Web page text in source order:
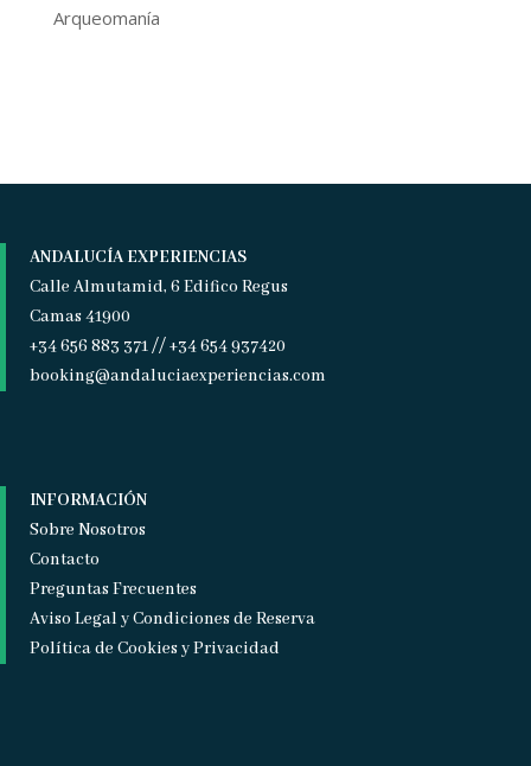
Arqueomanía
ANDALUCÍA EXPERIENCIAS
Calle Almutamid, 6 Edifico Regus
Camas 41900
+34 656 883 371 // +34 654 937420
booking@andaluciaexperiencias.com
INFORMACIÓN
Sobre Nosotros
Contacto
Preguntas Frecuentes
Aviso Legal y Condiciones de Reserva
Política de Cookies y Privacidad